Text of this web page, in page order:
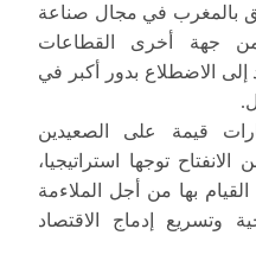
بالمغرب في مجال صناعة
من جهة أخرى القطاعات
إلى الاضطلاع بدور أكبر في
قيمة على الصعيدين
توجها استراتيجيا،
بها من أجل الملاءمة
وتسريع إدماج الاقتصاد